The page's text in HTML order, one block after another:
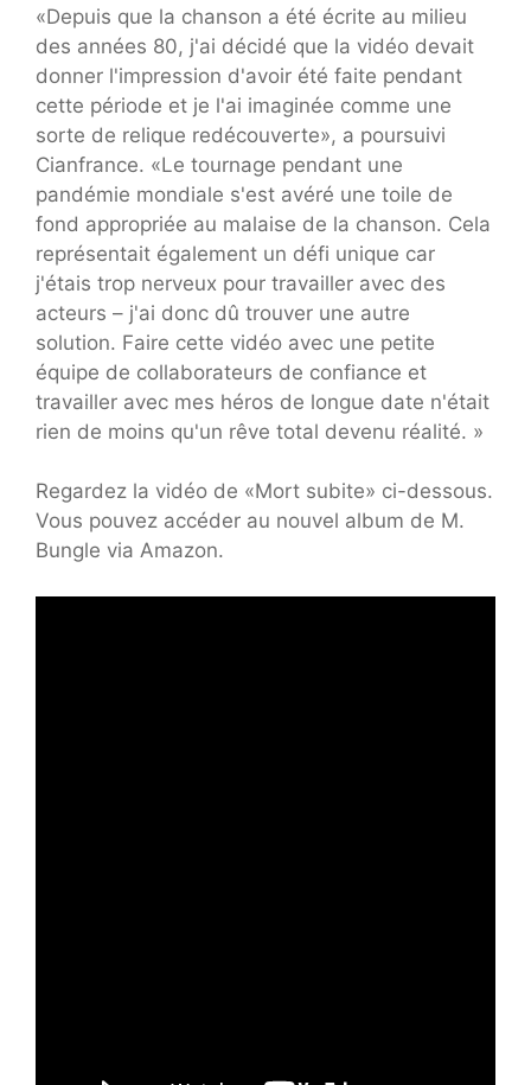
«Depuis que la chanson a été écrite au milieu
des années 80, j'ai décidé que la vidéo devait
donner l'impression d'avoir été faite pendant
cette période et je l'ai imaginée comme une
sorte de relique redécouverte», a poursuivi
Cianfrance. «Le tournage pendant une
pandémie mondiale s'est avéré une toile de
fond appropriée au malaise de la chanson. Cela
représentait également un défi unique car
j'étais trop nerveux pour travailler avec des
acteurs – j'ai donc dû trouver une autre
solution. Faire cette vidéo avec une petite
équipe de collaborateurs de confiance et
travailler avec mes héros de longue date n'était
rien de moins qu'un rêve total devenu réalité. »
Regardez la vidéo de «Mort subite» ci-dessous.
Vous pouvez accéder au nouvel album de M.
Bungle via Amazon.